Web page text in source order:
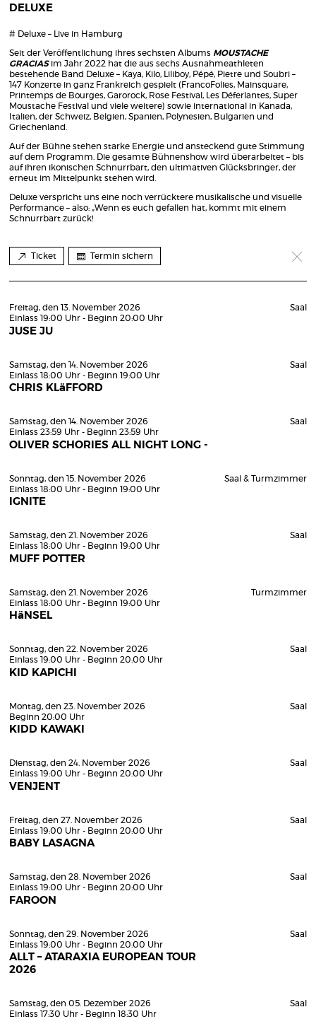
DELUXE
# Deluxe – Live in Hamburg
Seit der Veröffentlichung ihres sechsten Albums MOUSTACHE
GRACIASim Jahr 2022 hat die aus sechs Ausnahmeathleten
bestehende Band Deluxe – Kaya, Kilo, Liliboy, Pépé, Pietre und Soubri –
147 Konzerte in ganz Frankreich gespielt (FrancoFolies, Mainsquare,
Printemps de Bourges, Garorock, Rose Festival, Les Déferlantes, Super
Moustache Festival und viele weitere) sowie international in Kanada,
Italien, der Schweiz, Belgien, Spanien, Polynesien, Bulgarien und
Griechenland.
Auf der Bühne stehen starke Energie und ansteckend gute Stimmung
auf dem Programm. Die gesamte Bühnenshow wird überarbeitet – bis
auf ihren ikonischen Schnurrbart, den ultimativen Glücksbringer, der
erneut im Mittelpunkt stehen wird.
Deluxe verspricht uns eine noch verrücktere musikalische und visuelle
Performance – also: „Wenn es euch gefallen hat, kommt mit einem
Schnurrbart zurück!
Ticket Termin sichern
Freitag, den 13. November 2026
Einlass 19:00 Uhr - Beginn 20:00 Uhr
JUSE JU
Saal
Samstag, den 14. November 2026
Einlass 18:00 Uhr - Beginn 19:00 Uhr
CHRIS KLäFFORD
Saal
Samstag, den 14. November 2026
Einlass 23:59 Uhr - Beginn 23:59 Uhr
OLIVER SCHORIES ALL NIGHT LONG -
Saal
Sonntag, den 15. November 2026
Einlass 18:00 Uhr - Beginn 19:00 Uhr
IGNITE
Saal & Turmzimmer
Samstag, den 21. November 2026
Einlass 18:00 Uhr - Beginn 19:00 Uhr
MUFF POTTER
Saal
Samstag, den 21. November 2026
Einlass 18:00 Uhr - Beginn 19:00 Uhr
HäNSEL
Turmzimmer
Sonntag, den 22. November 2026
Einlass 19:00 Uhr - Beginn 20:00 Uhr
KID KAPICHI
Saal
Montag, den 23. November 2026
Beginn 20:00 Uhr
KIDD KAWAKI
Saal
Dienstag, den 24. November 2026
Einlass 19:00 Uhr - Beginn 20:00 Uhr
VENJENT
Saal
Freitag, den 27. November 2026
Einlass 19:00 Uhr - Beginn 20:00 Uhr
BABY LASAGNA
Saal
Samstag, den 28. November 2026
Einlass 19:00 Uhr - Beginn 20:00 Uhr
FAROON
Saal
Sonntag, den 29. November 2026
Einlass 19:00 Uhr - Beginn 20:00 Uhr
ALLT – ATARAXIA EUROPEAN TOUR
2026
Saal
Samstag, den 05. Dezember 2026
Einlass 17:30 Uhr - Beginn 18:30 Uhr
Saal